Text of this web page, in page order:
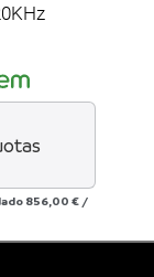
856,00 € /